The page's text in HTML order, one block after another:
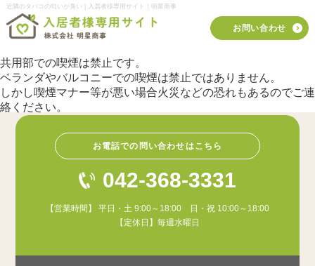
近隣のタバコの匂いが臭い | 入居者様専用サイト｜明星商事
お問い合わせ
共用部での喫煙は禁止です。
ベランダやバルコニーでの喫煙は禁止ではありません。
しかし喫煙マナー等が悪い場合火災などの恐れもあるのでご連
絡ください。
お電話での問い合わせはこちら
042-368-3331
【営業時間】 平日・土 9:00～18:00 日・祝 10:00～18:00
【定休日】毎週水曜日